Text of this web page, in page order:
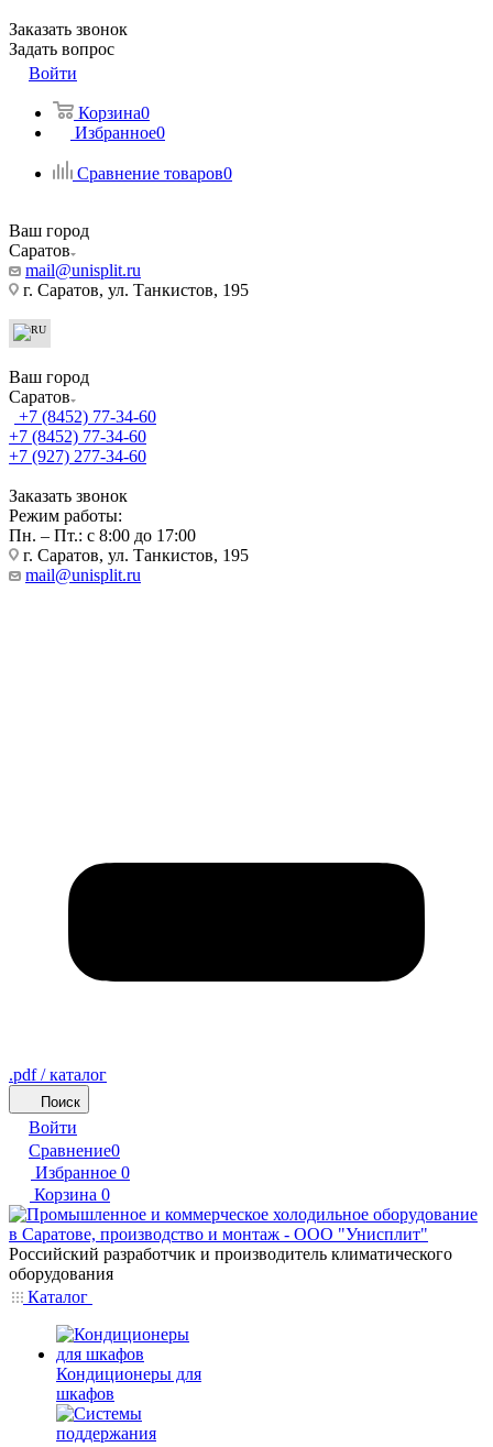
Заказать звонок
Задать вопрос
Войти
Корзина0
Избранное0
Сравнение товаров0
Ваш город
Саратов
mail@unisplit.ru
г. Саратов, ул. Танкистов, 195
Ваш город
Саратов
+7 (8452) 77-34-60
+7 (8452) 77-34-60
+7 (927) 277-34-60
Заказать звонок
Режим работы:
Пн. – Пт.: с 8:00 до 17:00
г. Саратов, ул. Танкистов, 195
mail@unisplit.ru
.pdf / каталог
Поиск
Войти
Сравнение0
Избранное 0
Корзина 0
Российский разработчик и производитель климатического
оборудования
Каталог
Кондиционеры для
шкафов